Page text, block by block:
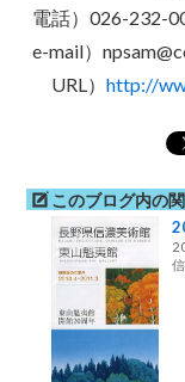
電話）026-232-
e-mail）
URL）http://
このブログ内の